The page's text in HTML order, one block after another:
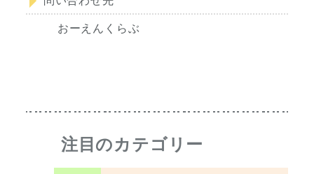
おーえんくらぶ
注目のカテゴリー